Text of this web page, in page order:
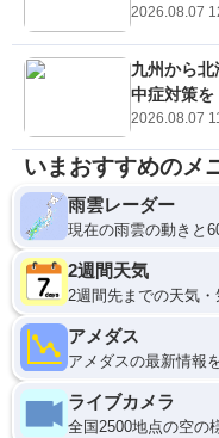
2026.08.07
九州から
中症対策を
2026.08.07
いまおすすめのメ
雨雲レーダー
現在の雨雲の動きと
2週間天気
2週間先までの天気
アメダス
アメダスの最新情報
ライブカメラ
全国2500地点の空の